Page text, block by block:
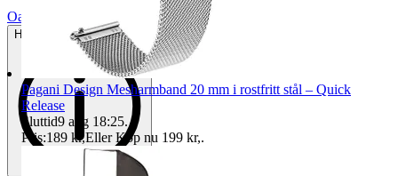
Oanvänt
Helt ny och aldrig använd
Pagani Design Mesharmband 20 mm i rostfritt stål – Quick
Release
Sluttid9 aug 18:25.
Pris:189 kr,Eller Köp nu 199 kr,.